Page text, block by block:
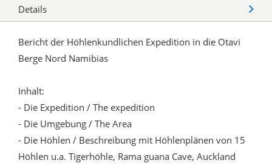
Details
Bericht der Höhlenkundlichen Expedition in die Otavi
Berge Nord Namibias
Inhalt:
- Die Expedition / The expedition
- Die Umgebung / The Area
- Die Höhlen / Beschreibung mit Höhlenplänen von 15
Höhlen u.a. Tigerhöhle, Rama guana Cave, Auckland